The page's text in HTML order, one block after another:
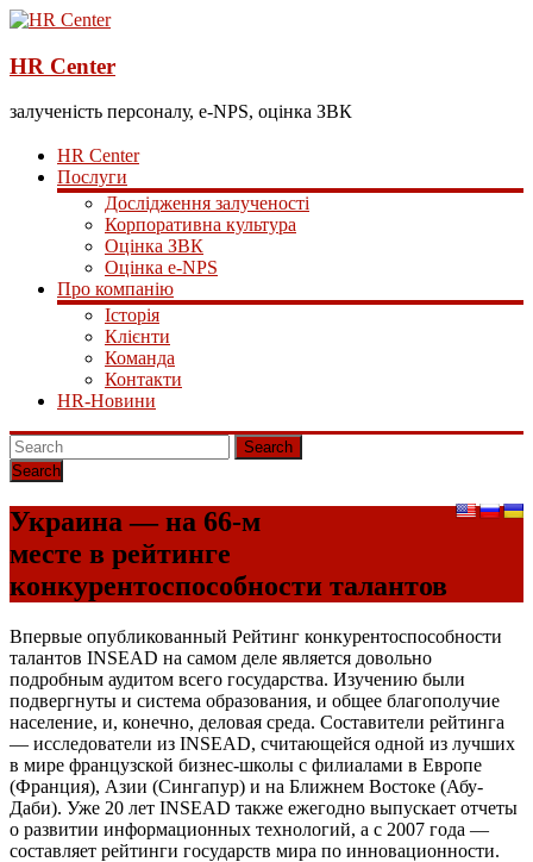
HR Center
залученість персоналу, e-NPS, оцінка ЗВК
HR Center
Послуги
Дослідження залученості
Корпоративна культура
Оцінка ЗВК
Оцінка e-NPS
Про компанію
Історія
Клієнти
Команда
Контакти
HR-Новини
Search
Украина — на 66-м
месте в рейтинге
конкурентоспособности талантов
Впервые опубликованный Рейтинг конкурентоспособности
талантов INSEAD на самом деле является довольно
подробным аудитом всего государства. Изучению были
подвергнуты и система образования, и общее благополучие
население, и, конечно, деловая среда. Составители рейтинга
— исследователи из INSEAD, считающейся одной из лучших
в мире французской бизнес-школы с филиалами в Европе
(Франция), Азии (Сингапур) и на Ближнем Востоке (Абу-
Даби). Уже 20 лет INSEAD также ежегодно выпускает отчеты
о развитии информационных технологий, а с 2007 года —
составляет рейтинги государств мира по инновационности.